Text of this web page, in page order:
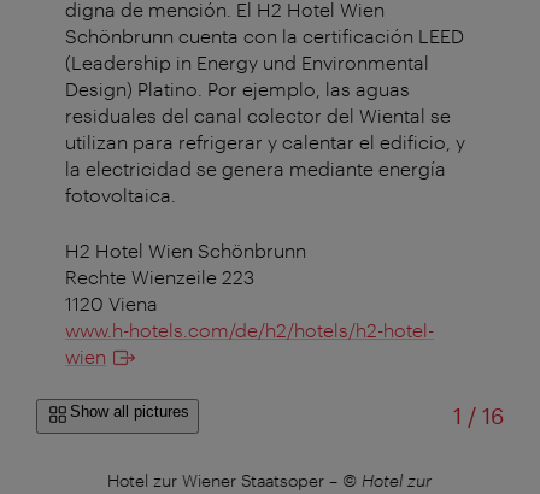
digna de mención. El H2 Hotel Wien
Schönbrunn cuenta con la certificación LEED
(Leadership in Energy und Environmental
Design) Platino. Por ejemplo, las aguas
residuales del canal colector del Wiental se
utilizan para refrigerar y calentar el edificio, y
la electricidad se genera mediante energía
fotovoltaica.
H2 Hotel Wien Schönbrunn
Rechte Wienzeile 223
1120 Viena
www.h-hotels.com/de/h2/hotels/h2-hotel-
wien
Show all pictures 1 /of
16
Hotel zur Wiener Staatsoper– © Hotel zur